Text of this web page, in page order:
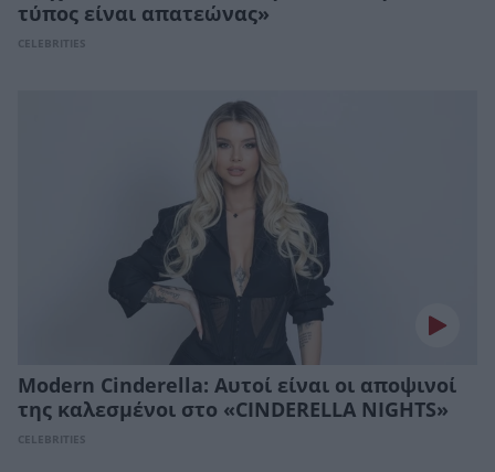
τύπος είναι απατεώνας»
CELEBRITIES
Modern Cinderella: Αυτοί είναι οι αποψινοί
της καλεσμένοι στο «CINDERELLA NIGHTS»
CELEBRITIES